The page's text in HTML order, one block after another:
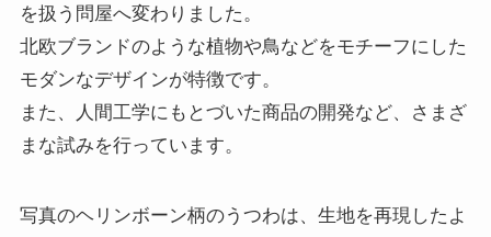
を扱う問屋へ変わりました。
北欧ブランドのような植物や鳥などをモチーフにした
モダンなデザインが特徴です。
また、人間工学にもとづいた商品の開発など、さまざ
まな試みを行っています。
写真のヘリンボーン柄のうつわは、生地を再現したよ